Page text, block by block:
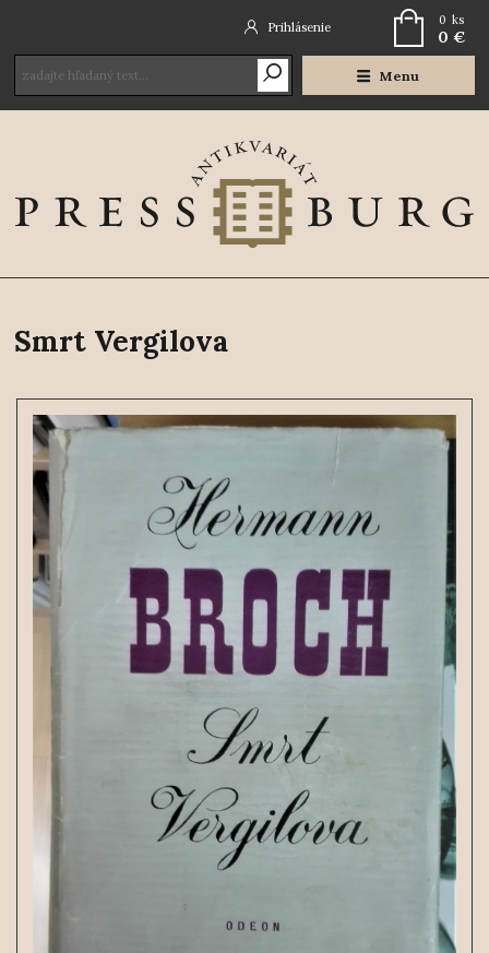
Menu
Prihlásenie 0 ks
0 €
Smrt Vergilova